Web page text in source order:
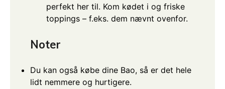
perfekt her til. Kom kødet i og friske
toppings – f.eks. dem nævnt ovenfor.
Noter
Du kan også købe dine Bao, så er det hele
lidt nemmere og hurtigere.